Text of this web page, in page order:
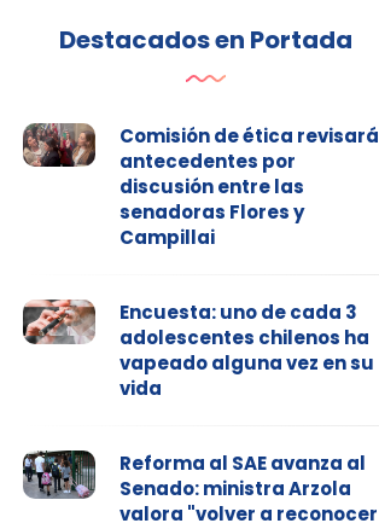
Destacados en Portada
Comisión de ética revisará
antecedentes por
discusión entre las
senadoras Flores y
Campillai
Encuesta: uno de cada 3
adolescentes chilenos ha
vapeado alguna vez en su
vida
Reforma al SAE avanza al
Senado: ministra Arzola
valora "volver a reconocer